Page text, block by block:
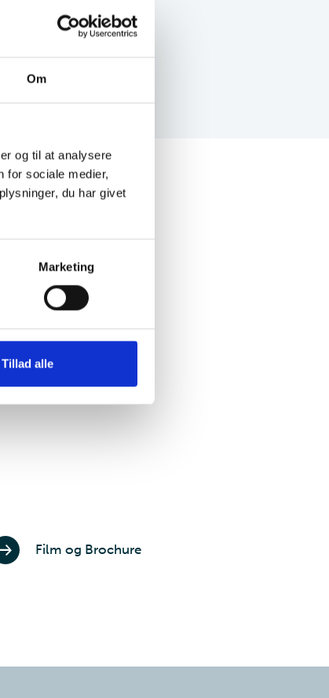
Om
og til at analysere
for sociale medier,
du har givet
Marketing
Tillad alle
Film og Brochure